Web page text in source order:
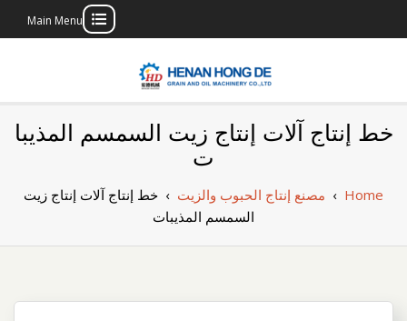
Main Menu
بناء مصنع إنتاج
الزيوت النباتية
الخاص بك
خط إنتاج آلات إنتاج زيت السمسم المذيبا
ت
Home
› مصنع إنتاج الحبوب والزيت › خط إنتاج آلات إنتاج زيت
السمسم المذيبات